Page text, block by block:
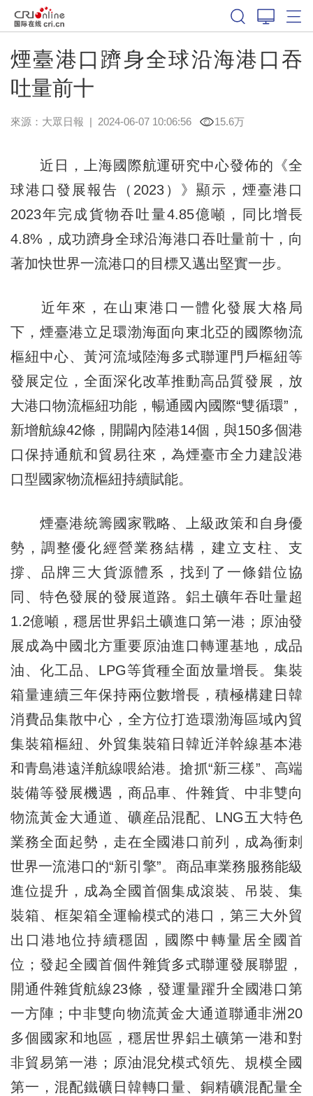
煙臺港口躋身全球沿海港口吞
吐量前十
來源： 大眾日報 | 2024-06-07 10:06:56 15.6万
近日，上海國際航運研究中心發佈的《全
球港口發展報告（2023）》顯示，煙臺港口
2023年完成貨物吞吐量4.85億噸，同比增長
4.8%，成功躋身全球沿海港口吞吐量前十，向
著加快世界一流港口的目標又邁出堅實一步。
近年來，在山東港口一體化發展大格局
下，煙臺港立足環渤海面向東北亞的國際物流
樞紐中心、黃河流域陸海多式聯運門戶樞紐等
發展定位，全面深化改革推動高品質發展，放
大港口物流樞紐功能，暢通國內國際“雙循環”，
新增航線42條，開闢內陸港14個，與150多個港
口保持通航和貿易往來，為煙臺市全力建設港
口型國家物流樞紐持續賦能。
煙臺港統籌國家戰略、上級政策和自身優
勢，調整優化經營業務結構，建立支柱、支
撐、品牌三大貨源體系，找到了一條錯位協
同、特色發展的發展道路。鋁土礦年吞吐量超
1.2億噸，穩居世界鋁土礦進口第一港；原油發
展成為中國北方重要原油進口轉運基地，成品
油、化工品、LPG等貨種全面放量增長。集裝
箱量連續三年保持兩位數增長，積極構建日韓
消費品集散中心，全方位打造環渤海區域內貿
集裝箱樞紐、外貿集裝箱日韓近洋幹線基本港
和青島港遠洋航線喂給港。搶抓“新三樣”、高端
裝備等發展機遇，商品車、件雜貨、中非雙向
物流黃金大通道、礦産品混配、LNG五大特色
業務全面起勢，走在全國港口前列，成為衝刺
世界一流港口的“新引擎”。商品車業務服務能級
進位提升，成為全國首個集成滾裝、吊裝、集
裝箱、框架箱全運輸模式的港口，第三大外貿
出口港地位持續穩固，國際中轉量居全國首
位；發起全國首個件雜貨多式聯運發展聯盟，
開通件雜貨航線23條，發運量躍升全國港口第
一方陣；中非雙向物流黃金大通道聯通非洲20
多個國家和地區，穩居世界鋁土礦第一港和對
非貿易第一港；原油混兌模式領先、規模全國
第一，混配鐵礦日韓轉口量、銅精礦混配量全